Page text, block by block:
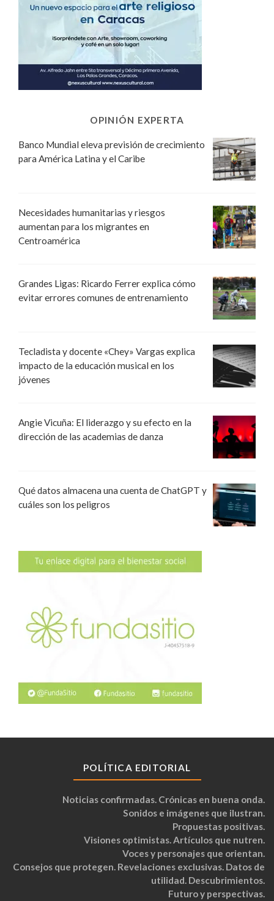
OPINIÓN EXPERTA
Banco Mundial eleva previsión de crecimiento
para América Latina y el Caribe
Necesidades humanitarias y riesgos
aumentan para los migrantes en
Centroamérica
Grandes Ligas: Ricardo Ferrer explica cómo
evitar errores comunes de entrenamiento
Tecladista y docente «Chey» Vargas explica
impacto de la educación musical en los
jóvenes
Angie Vicuña: El liderazgo y su efecto en la
dirección de las academias de danza
Qué datos almacena una cuenta de ChatGPT y
cuáles son los peligros
POLÍTICA EDITORIAL
Noticias confirmadas. Crónicas en buena onda.
Sonidos e imágenes que ilustran.
Propuestas positivas.
Visiones optimistas. Artículos que nutren.
Voces y personajes que orientan.
Consejos que protegen. Revelaciones exclusivas. Datos de
utilidad. Descubrimientos.
Futuro y perspectivas.